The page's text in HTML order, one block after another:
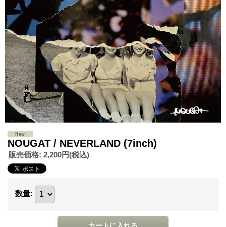
NOUGAT / NEVERLAND (7inch)
販売価格: 2,200円(税込)
数量: